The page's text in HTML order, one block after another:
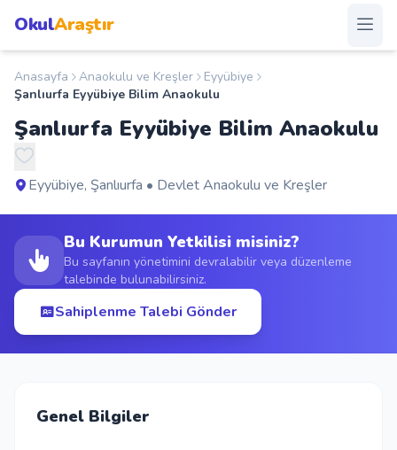
OkulAraştır
Anasayfa
Okullar
Şehirler
Kampanyalar
Duyurular
S.S.S.
Anasayfa Anaokulu ve Kreşler
Eyyübiye
Şanlıurfa Eyyübiye Bilim Anaokulu
Şanlıurfa Eyyübiye Bilim Anaokulu
Eyyübiye, Şanlıurfa • Devlet Anaokulu ve Kreşler
Bu Kurumun Yetkilisi misiniz?
Bu sayfanın yönetimini devralabilir veya düzenleme
talebinde bulunabilirsiniz.
Sahiplenme Talebi Gönder
Genel Bilgiler